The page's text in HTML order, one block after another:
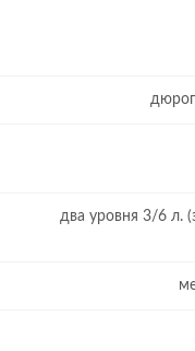
два уровня 3/6 л.